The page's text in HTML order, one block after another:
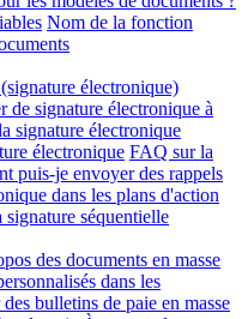
Nom de la fonction
électronique)
de signature électronique à
signature électronique
électronique FAQ sur la
puis-je envoyer des rappels
dans les plans d'action
séquentielle
des documents en masse
dans les
bulletins de paie en masse